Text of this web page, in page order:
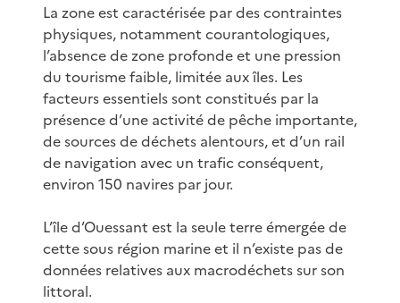
La zone est caractérisée par des contraintes
physiques, notamment courantologiques,
l’absence de zone profonde et une pression
du tourisme faible, limitée aux îles. Les
facteurs essentiels sont constitués par la
présence d’une activité de pêche importante,
de sources de déchets alentours, et d’un rail
de navigation avec un trafic conséquent,
environ 150 navires par jour.
L’île d’Ouessant est la seule terre émergée de
cette sous région marine et il n’existe pas de
données relatives aux macrodéchets sur son
littoral.